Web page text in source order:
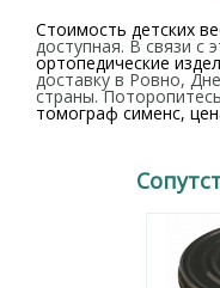
Стоимость детских
доступная. В связи с
ортопедические
доставку в Ровно,
страны.
томограф сименс,